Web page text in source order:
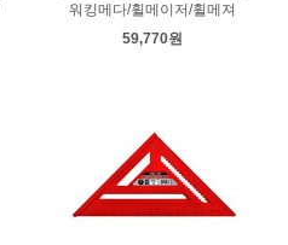
워킹메다/휠메이저/휠메져
59,770원